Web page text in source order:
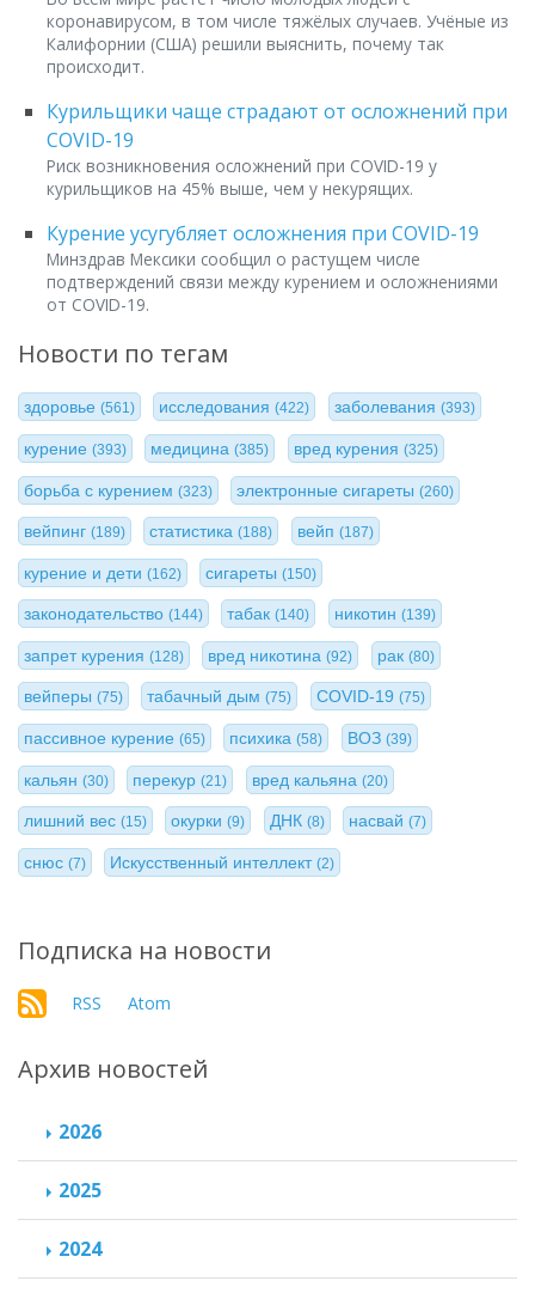
коронавирусом, в том числе тяжёлых случаев. Учёные из
Калифорнии (США) решили выяснить, почему так
происходит.
Курильщики чаще страдают от осложнений при
COVID-19
Риск возникновения осложнений при COVID-19 у
курильщиков на 45% выше, чем у некурящих.
Курение усугубляет осложнения при COVID-19
Минздрав Мексики сообщил о растущем числе
подтверждений связи между курением и осложнениями
от COVID-19.
Новости по тегам
здоровье (561) исследования(422) заболевания (393)
курение (393) медицина(385) вред курения (325)
борьба с курением (323) электронные сигареты(260)
вейпинг (189) статистика(188) вейп (187)
курение и дети (162) сигареты(150)
законодательство (144) табак(140) никотин (139)
запрет курения (128) вред никотина(92) рак (80)
вейперы (75) табачный дым(75) COVID-19 (75)
пассивное курение (65) психика(58) ВОЗ (39)
кальян (30) перекур(21) вред кальяна (20)
лишний вес (15) окурки(9) ДНК (8) насвай(7)
снюс (7) Искусственный интеллект(2)
Подписка на новости
RSS Atom
Архив новостей
2026
2025
2024